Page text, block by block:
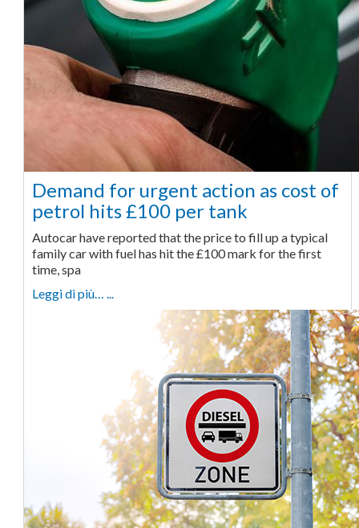
Demand for urgent action as cost of
petrol hits £100 per tank
Autocar have reported that the price to fill up a typical
family car with fuel has hit the £100 mark for the first
time, spa
Leggi di più… ...